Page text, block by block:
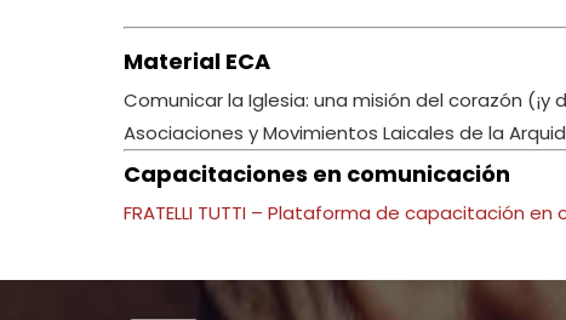
Material ECA
Comunicar la Iglesia: una misión del corazón
Asociaciones y Movimientos Laicales de la
Capacitaciones en comunicación
FRATELLI TUTTI – Plataforma de capacitación